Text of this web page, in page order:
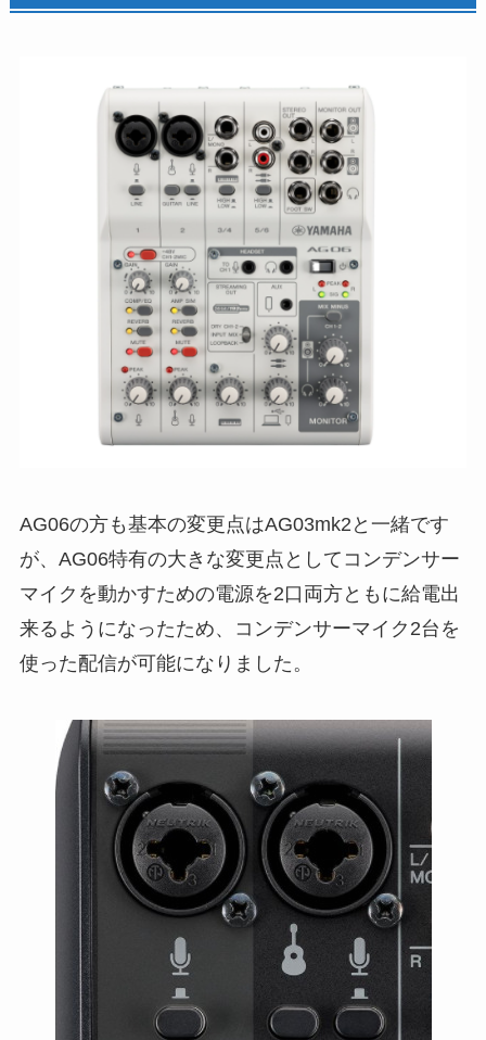
AG06の方も基本の変更点はAG03mk2と一緒です
が、AG06特有の大きな変更点としてコンデンサー
マイクを動かすための電源を2口両方ともに給電出
来るようになったため、コンデンサーマイク2台を
使った配信が可能になりました。